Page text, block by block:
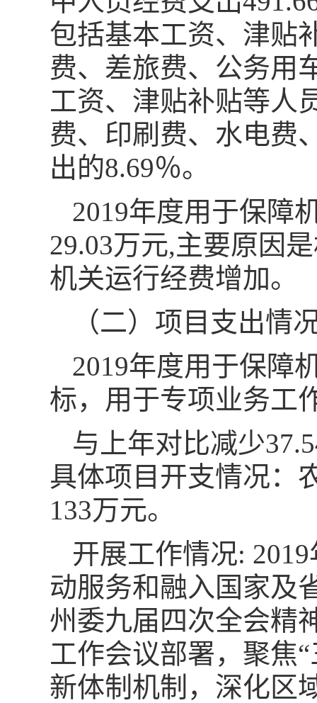
包括基本工资、津贴
费、差旅费、公务用
工资、津贴补贴等人
费、印刷费、水电费
出的8.69％。
2019年度用于保障
29.03万元,主要原因
机关运行经费增加。
（二）项目支出情
2019年度用于保障
标，用于专项业务工
与上年对比减少
具体项目开支情况：
133万元。
开展工作情况:
动服务和融入国家及
州委九届四次全会精
工作会议部署，聚焦
新体制机制，深化区